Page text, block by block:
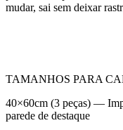
mudar, sai sem deixar
TAMANHOS PARA
40×60cm (3 peças) —
parede de destaque